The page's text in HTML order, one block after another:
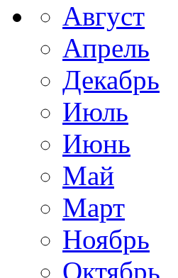
Август
Апрель
Декабрь
Июль
Июнь
Май
Март
Ноябрь
Октябрь